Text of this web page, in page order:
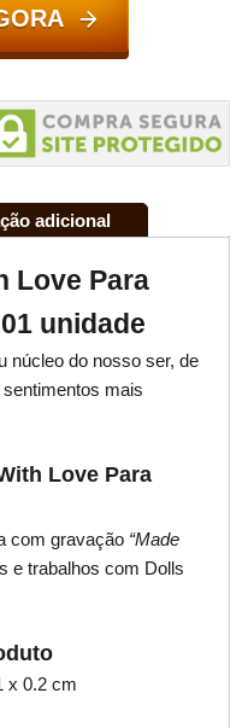
adicional
Love Para
unidade
núcleo do nosso ser, de
mais
Love Para
com gravação “Made
e trabalhos com Dolls
x 0.2 cm